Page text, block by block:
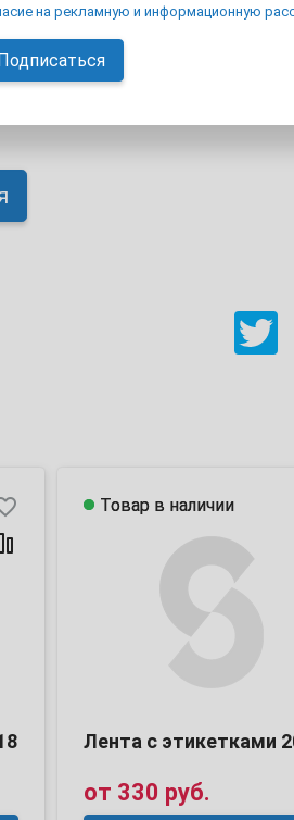
подложке (white glassine) имеют
приклеивания - 5С, при
Лента с этикетками
от 330 руб.
Товар в наличии
Товар в наличии
на рекламную и информационную